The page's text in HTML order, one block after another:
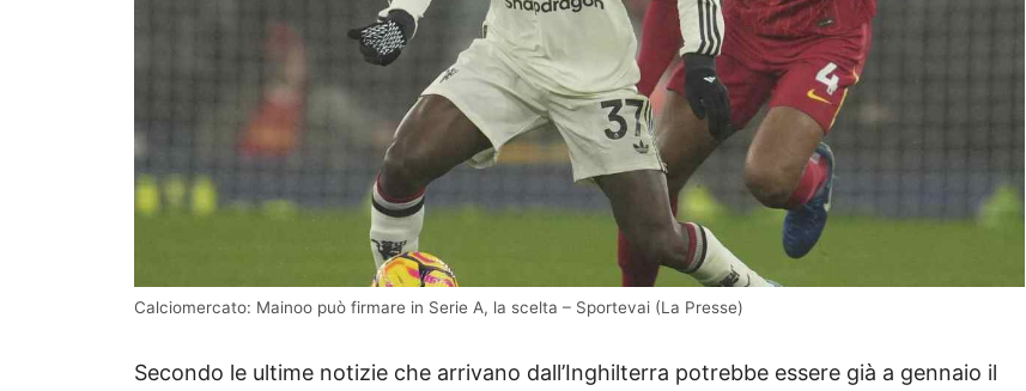
Calciomercato: Mainoo può firmare in Serie A, la scelta – Sportevai (La Presse)
Secondo le ultime notizie che arrivano dall’Inghilterra potrebbe essere già a gennaio il